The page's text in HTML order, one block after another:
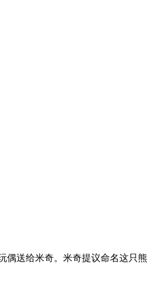
偶送给米奇。米奇提议命名这只熊